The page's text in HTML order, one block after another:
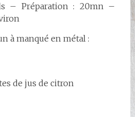
– Préparation : 20mn –
à manqué en métal :
de jus de citron